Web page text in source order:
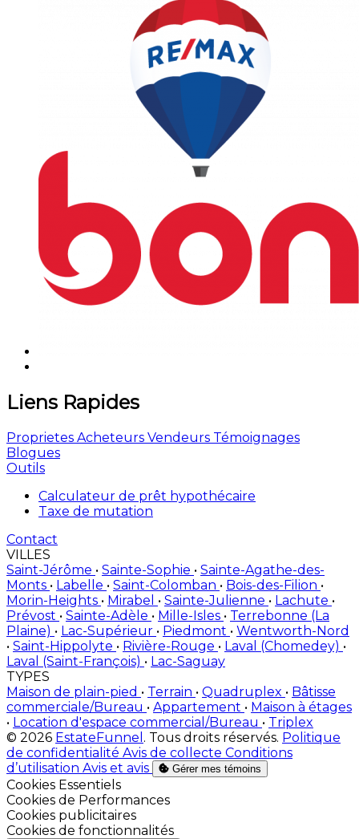
Liens Rapides
Proprietes Acheteurs Vendeurs Témoignages
Blogues
Outils
Calculateur de prêt hypothécaire
Taxe de mutation
Contact
VILLES
Saint-Jérôme • Sainte-Sophie • Sainte-Agathe-des-
Monts • Labelle • Saint-Colomban • Bois-des-Filion •
Morin-Heights • Mirabel • Sainte-Julienne • Lachute •
Prévost • Sainte-Adèle • Mille-Isles • Terrebonne (La
Plaine) • Lac-Supérieur • Piedmont • Wentworth-Nord
• Saint-Hippolyte • Rivière-Rouge • Laval (Chomedey) •
Laval (Saint-François) • Lac-Saguay
TYPES
Maison de plain-pied • Terrain • Quadruplex • Bâtisse
commerciale/Bureau • Appartement • Maison à étages
• Location d'espace commercial/Bureau • Triplex
© 2026 EstateFunnel . Tous droits réservés. Politique
de confidentialité Avis de collecte Conditions
d’utilisation Avis et avis Gérer mes témoins
Activer
Cookies Essentiels
Activer
Cookies de Performances
Activer
Cookies publicitaires
Activer
Cookies de fonctionnalités